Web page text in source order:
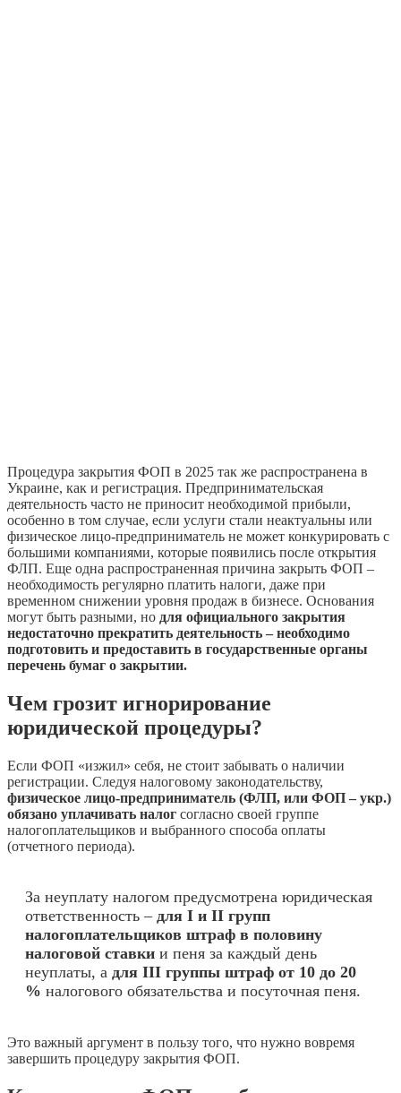
Процедура закрытия ФОП в 2025 так же распространена в
Украине, как и регистрация. Предпринимательская
деятельность часто не приносит необходимой прибыли,
особенно в том случае, если услуги стали неактуальны или
физическое лицо-предприниматель не может конкурировать с
большими компаниями, которые появились после открытия
ФЛП. Еще одна распространенная причина закрыть ФОП –
необходимость регулярно платить налоги, даже при
временном снижении уровня продаж в бизнесе. Основания
могут быть разными, но для официального закрытия
недостаточно прекратить деятельность – необходимо
подготовить и предоставить в государственные органы
перечень бумаг о закрытии.
Чем грозит игнорирование
юридической процедуры?
Если ФОП «изжил» себя, не стоит забывать о наличии
регистрации. Следуя налоговому законодательству,
физическое лицо-предприниматель (ФЛП, или ФОП – укр.)
обязано уплачивать налог согласно своей группе
налогоплательщиков и выбранного способа оплаты
(отчетного периода).
За неуплату налогом предусмотрена юридическая
ответственность – для І и ІІ групп
налогоплательщиков штраф в половину
налоговой ставки и пеня за каждый день
неуплаты, а для ІІІ группы штраф от 10 до 20
% налогового обязательства и посуточная пеня.
Это важный аргумент в пользу того, что нужно вовремя
завершить процедуру закрытия ФОП.